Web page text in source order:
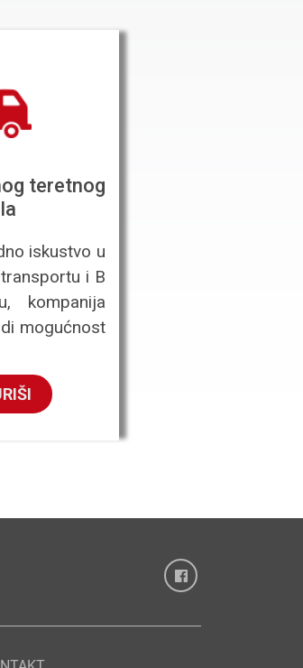
teretnog
iskustvo u
i B
kompanija
mogućnost